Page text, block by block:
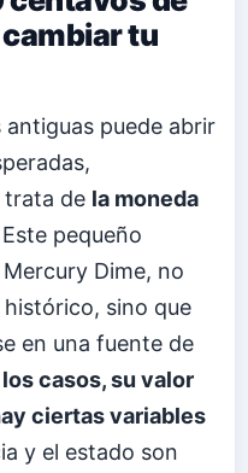
tu
antiguas puede abrir
trata de la moneda
pequeño
Dime, no
sino que
en una fuente de
casos, su valor
ciertas variables
y el estado son